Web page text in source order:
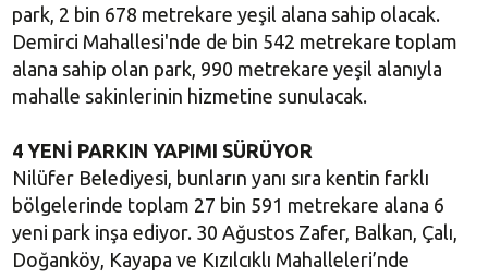
park, 2 bin 678 metrekare yeşil alana sahip olacak.
Demirci Mahallesi'nde de bin 542 metrekare toplam
alana sahip olan park, 990 metrekare yeşil alanıyla
mahalle sakinlerinin hizmetine sunulacak.
4 YENİ PARKIN YAPIMI SÜRÜYOR
Nilüfer Belediyesi, bunların yanı sıra kentin farklı
bölgelerinde toplam 27 bin 591 metrekare alana 6
yeni park inşa ediyor. 30 Ağustos Zafer, Balkan, Çalı,
Doğanköy, Kayapa ve Kızılcıklı Mahalleleri’nde